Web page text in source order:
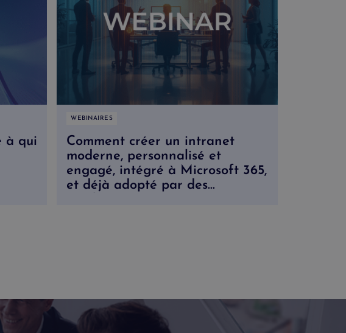
à qui
WEBINAIRES
Comment créer un intranet
moderne, personnalisé et
engagé, intégré à Microsoft 365,
et déjà adopté par des